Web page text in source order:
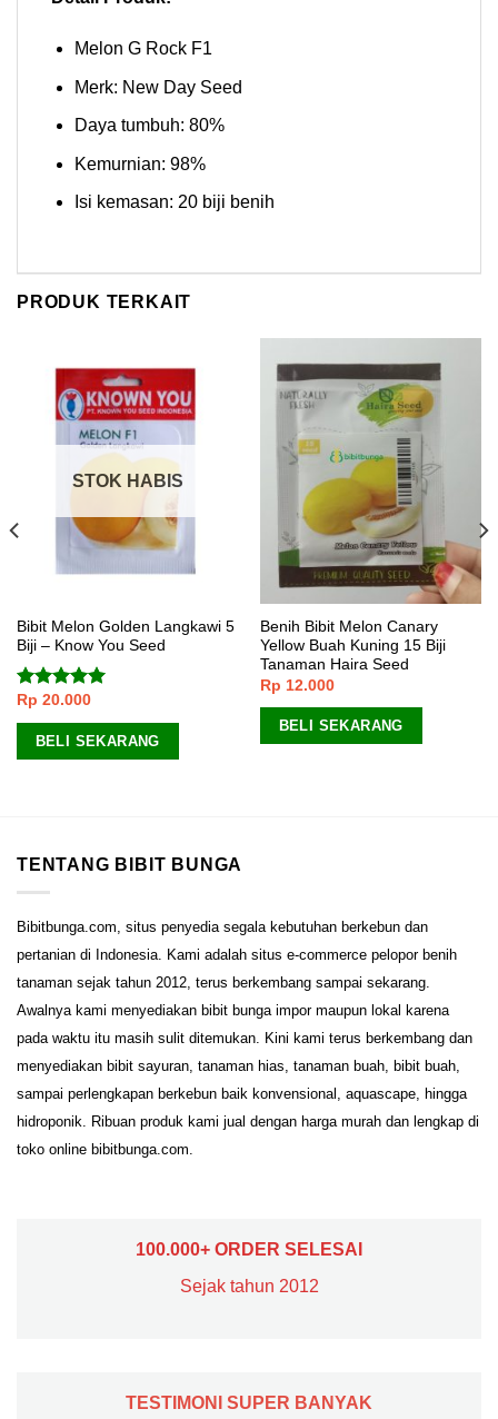
Melon G Rock F1
Merk: New Day Seed
Daya tumbuh: 80%
Kemurnian: 98%
Isi kemasan: 20 biji benih
PRODUK TERKAIT
STOK HABIS
Bibit Melon Golden Langkawi 5
Biji – Know You Seed
Dinilai5.00
dari 5
Rp 20.000
BELI SEKARANG
Benih Bibit Melon Canary
Yellow Buah Kuning 15 Biji
Tanaman Haira Seed
Rp 12.000
BELI SEKARANG
TENTANG BIBIT BUNGA
Bibitbunga.com, situs penyedia segala kebutuhan berkebun dan
pertanian di Indonesia. Kami adalah situs e-commerce pelopor benih
tanaman sejak tahun 2012, terus berkembang sampai sekarang.
Awalnya kami menyediakan bibit bunga impor maupun lokal karena
pada waktu itu masih sulit ditemukan. Kini kami terus berkembang dan
menyediakan bibit sayuran, tanaman hias, tanaman buah, bibit buah,
sampai perlengkapan berkebun baik konvensional, aquascape, hingga
hidroponik. Ribuan produk kami jual dengan harga murah dan lengkap di
toko online bibitbunga.com.
100.000+ ORDER SELESAI
Sejak tahun 2012
TESTIMONI SUPER BANYAK